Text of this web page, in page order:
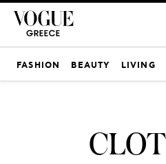
FASHION BEAUTY LIVING